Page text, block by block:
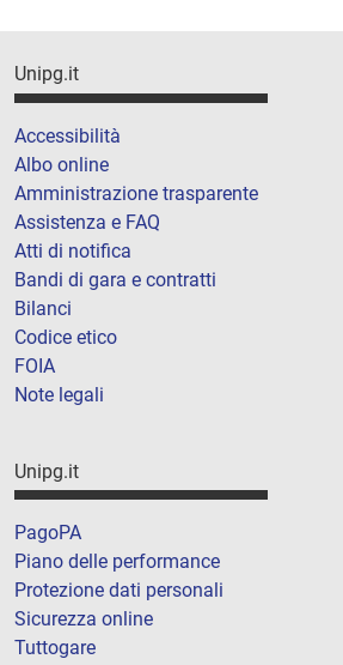
Unipg.it
Accessibilità
Albo online
Amministrazione trasparente
Assistenza e FAQ
Atti di notifica
Bandi di gara e contratti
Bilanci
Codice etico
FOIA
Note legali
Unipg.it
PagoPA
Piano delle performance
Protezione dati personali
Sicurezza online
Tuttogare